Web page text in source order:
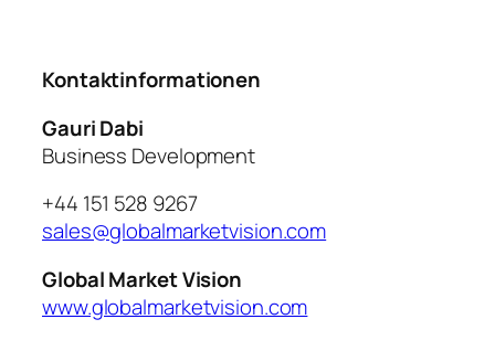
Kontaktinformationen
Gauri Dabi
Business Development
+44 151 528 9267
sales@globalmarketvision.com
Global Market Vision
www.globalmarketvision.com